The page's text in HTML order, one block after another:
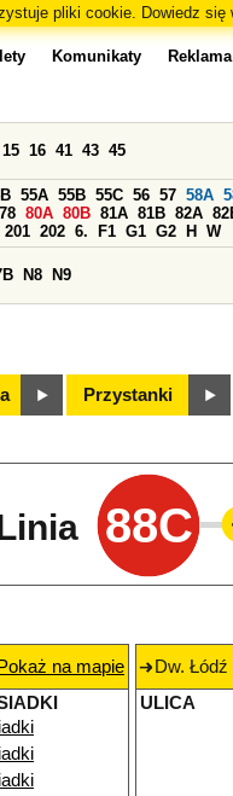
pliki cookie. Dowiedz się
Komunikaty Reklama
15 16 41 43 45
55A 55B 55C 56 57 58A
78 80A 80B 81A 81B 82A
201 202 6. F1 G1 G2 H W
N8 N9
Przystanki
88C
Pokaż na mapie
Dw.
ULICA